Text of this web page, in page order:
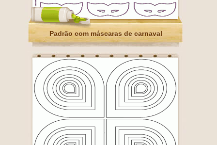
Padrão com máscaras de carnaval